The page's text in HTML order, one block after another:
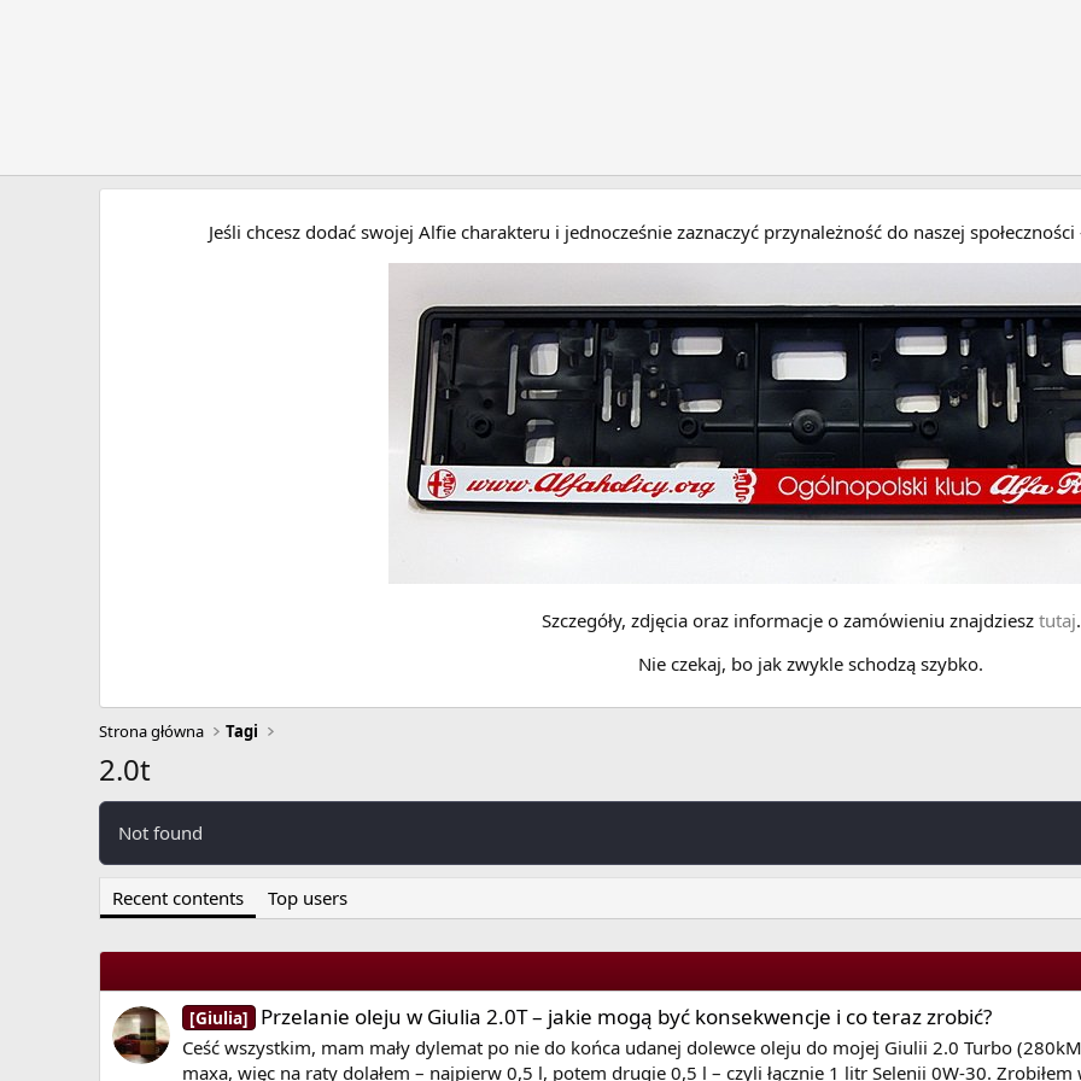
Jeśli chcesz dodać swojej Alfie charakteru i jednocześnie zaznaczyć przynależność do naszej
Szczegóły, zdjęcia oraz informacje o zamówieniu znajdziesz tutaj.
Nie czekaj, bo jak zwykle schodzą szybko.
Strona główna Tagi
2.0t
Not found
Recent contents Top users
[Giulia] Przelanie oleju w Giulia 2.0T – jakie mogą być konsekwencje i co teraz zrobić?
Ceść wszystkim, mam mały dylemat po nie do końca udanej dolewce oleju do mojej Giulii 2.0 Turbo
maxa, więc na raty dolałem – najpierw 0,5 l, potem drugie 0,5 l – czyli łącznie 1 litr Selenii 0W-30.